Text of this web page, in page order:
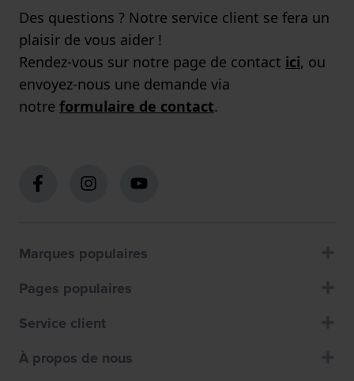
Des questions ? Notre service client se fera un
plaisir de vous aider !
Rendez-vous sur notre page de contact ici, ou
envoyez-nous une demande via
notre formulaire de contact.
Marques populaires
Pages populaires
Service client
À propos de nous